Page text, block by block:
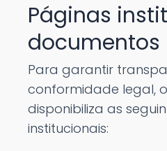
Páginas
documentos
Para garantir
conformidade legal, o
disponibiliza as
institucionais: